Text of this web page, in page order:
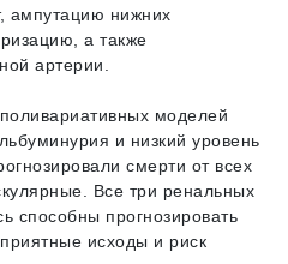
ампутацию нижних
а также
артерии.
моделей
и низкий уровень
смерти от всех
Все три ренальных
способны прогнозировать
исходы и риск